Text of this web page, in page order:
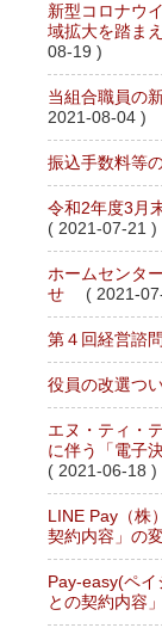
新型コロナウ
域拡大を踏ま
08-19 )
当組合職員の
2021-08-04 )
振込手数料等
令和2年度3月
( 2021-07-21 )
ホームセンタ
せ
( 2021-
第４回経営諮
役員の改選つ
エヌ・ティ・
に伴う「電子
( 2021-06-18 )
LINE Pay（株
契約内容」の
Pay-easy(ペ
との契約内容